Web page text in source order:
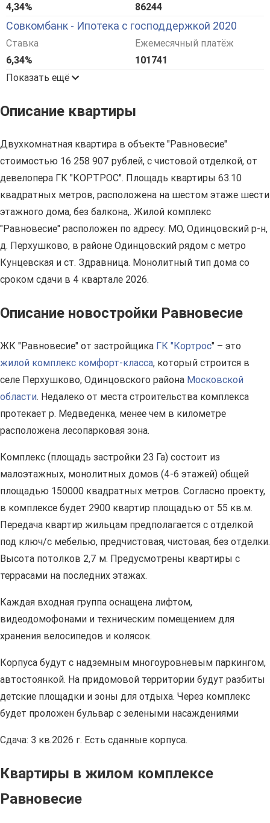
4,34% 86244
Совкомбанк - Ипотека с господдержкой 2020
Ставка
6,34%
Ежемесячный платёж
101741
Показать ещё
Описание квартиры
Двухкомнатная квартира в объекте "Равновесие"
стоимостью 16 258 907 рублей, с чистовой отделкой, от
девелопера ГК "КОРТРОС". Площадь квартиры 63.10
квадратных метров, расположена на шестом этаже шести
этажного дома, без балкона,. Жилой комплекс
"Равновесие" расположен по адресу: МО, Одинцовский р-н,
д. Перхушково, в районе Одинцовский рядом с метро
Кунцевская и ст. Здравница. Монолитный тип дома со
сроком сдачи в 4 квартале 2026.
Описание новостройки Равновесие
ЖК "Равновесие" от застройщика ГК "Кортрос" – это
жилой комплекс комфорт-класса, который строится в
селе Перхушково, Одинцовского района Московской
области. Недалеко от места строительства комплекса
протекает р. Медведенка, менее чем в километре
расположена лесопарковая зона.
Комплекс (площадь застройки 23 Га) состоит из
малоэтажных, монолитных домов (4-6 этажей) общей
площадью 150000 квадратных метров. Согласно проекту,
в комплексе будет 2900 квартир площадью от 55 кв.м.
Передача квартир жильцам предполагается с отделкой
под ключ/с мебелью, предчистовая, чистовая, без отделки.
Высота потолков 2,7 м. Предусмотрены квартиры с
террасами на последних этажах.
Каждая входная группа оснащена лифтом,
видеодомофонами и техническим помещением для
хранения велосипедов и колясок.
Корпуса будут с надземным многоуровневым паркингом,
автостоянкой. На придомовой территории будут разбиты
детские площадки и зоны для отдыха. Через комплекс
будет проложен бульвар с зелеными насаждениями
Сдача: 3 кв.2026 г. Есть сданные корпуса.
Квартиры в жилом комплексе
Равновесие